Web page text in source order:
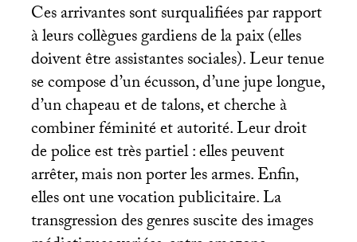
Ces arrivantes sont surqualifiées par rapport
à leurs collègues gardiens de la paix (elles
doivent être assistantes sociales). Leur tenue
se compose d’un écusson, d’une jupe longue,
d’un chapeau et de talons, et cherche à
combiner féminité et autorité. Leur droit
de police est très partiel : elles peuvent
arrêter, mais non porter les armes. Enfin,
elles ont une vocation publicitaire. La
transgression des genres suscite des images